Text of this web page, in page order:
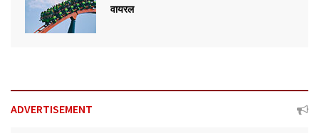
वायरल
ADVERTISEMENT